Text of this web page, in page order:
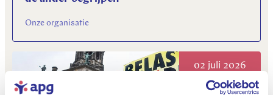
Onze organisatie
02 juli 2026